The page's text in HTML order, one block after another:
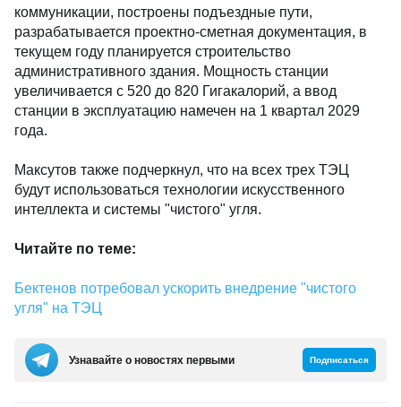
коммуникации, построены подъездные пути,
разрабатывается проектно-сметная документация, в
текущем году планируется строительство
административного здания. Мощность станции
увеличивается с 520 до 820 Гигакалорий, а ввод
станции в эксплуатацию намечен на 1 квартал 2029
года.
Максутов также подчеркнул, что на всех трех ТЭЦ
будут использоваться технологии искусственного
интеллекта и системы "чистого" угля.
Читайте по теме:
Бектенов потребовал ускорить внедрение "чистого
угля" на ТЭЦ
Узнавайте о новостях первыми Подписаться